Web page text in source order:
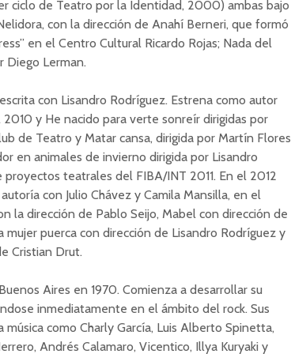
ciclo de Teatro por la Identidad, 2000) ambas bajo
con la dirección de Anahí Berneri, que formó
en el Centro Cultural Ricardo Rojas; Nada del
Diego Lerman.
con Lisandro Rodríguez. Estrena como autor
y He nacido para verte sonreír dirigidas por
de Teatro y Matar cansa, dirigida por Martín Flores
en animales de invierno dirigida por Lisandro
teatrales del FIBA/INT 2011. En el 2012
con Julio Chávez y Camila Mansilla, en el
la dirección de Pablo Seijo, Mabel con dirección de
mujer puerca con dirección de Lisandro Rodríguez y
Cristian Drut.
Aires en 1970. Comienza a desarrollar su
inmediatamente en el ámbito del rock. Sus
como Charly García, Luis Alberto Spinetta,
Andrés Calamaro, Vicentico, Illya Kuryaki y